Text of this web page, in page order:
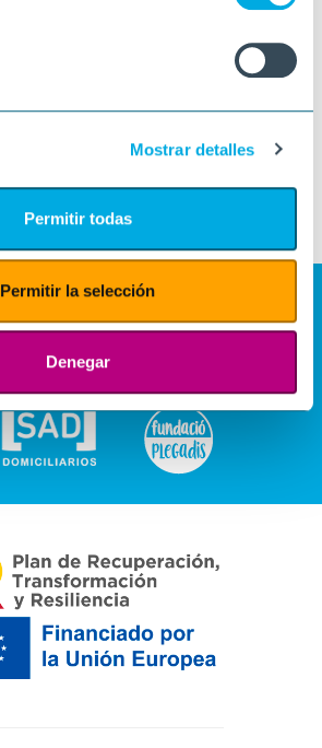
Mostrar detalles
Permitir todas
Permitir la selección
Denegar